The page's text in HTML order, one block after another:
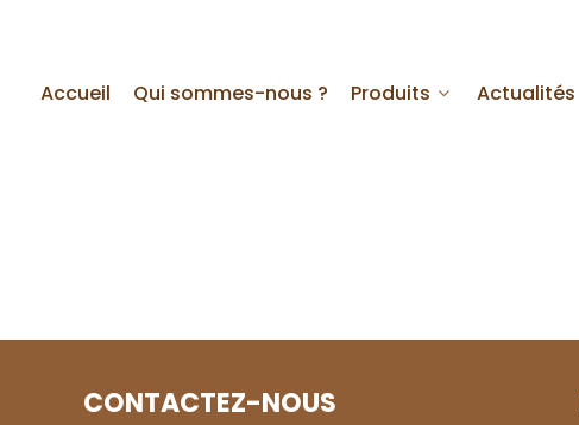
Accueil Qui sommes-nous ? Produits Actualités
CONTACTEZ-NOUS